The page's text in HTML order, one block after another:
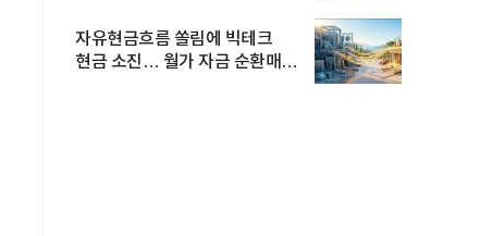
자유현금흐름 쏠림에 빅테크
현금 소진… 월가 자금 순환매